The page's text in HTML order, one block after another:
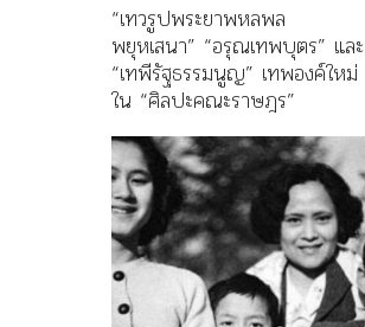
“เทวรูปพระยาพหลพล
พยุหเสนา” “อรุณเทพบุตร” และ
“เทพีรัฐธรรมนูญ” เทพองค์ใหม่
ใน “ศิลปะคณะราษฎร”